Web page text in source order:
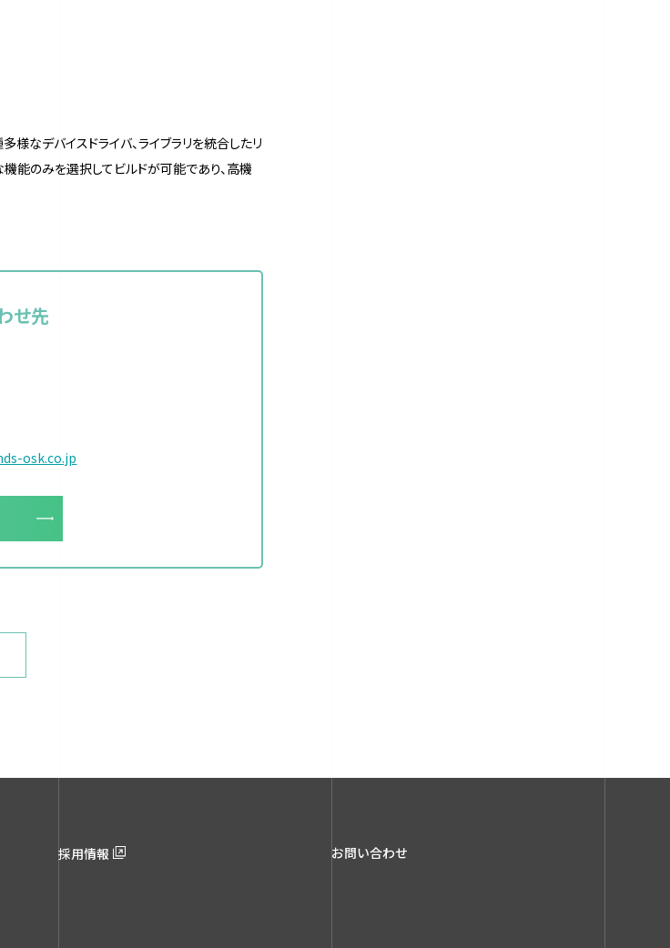
様なデバイスドライバ、ライブラリを統合したリ
機能のみを選択してビルドが可能であり、高機
せ先
osk.co.jp
採用情報 お問い合わせ